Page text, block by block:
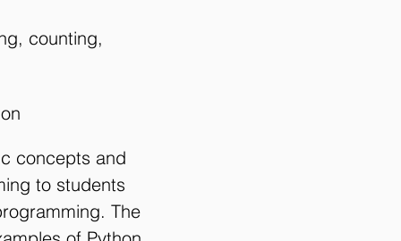
counting,
concepts and
to students
The